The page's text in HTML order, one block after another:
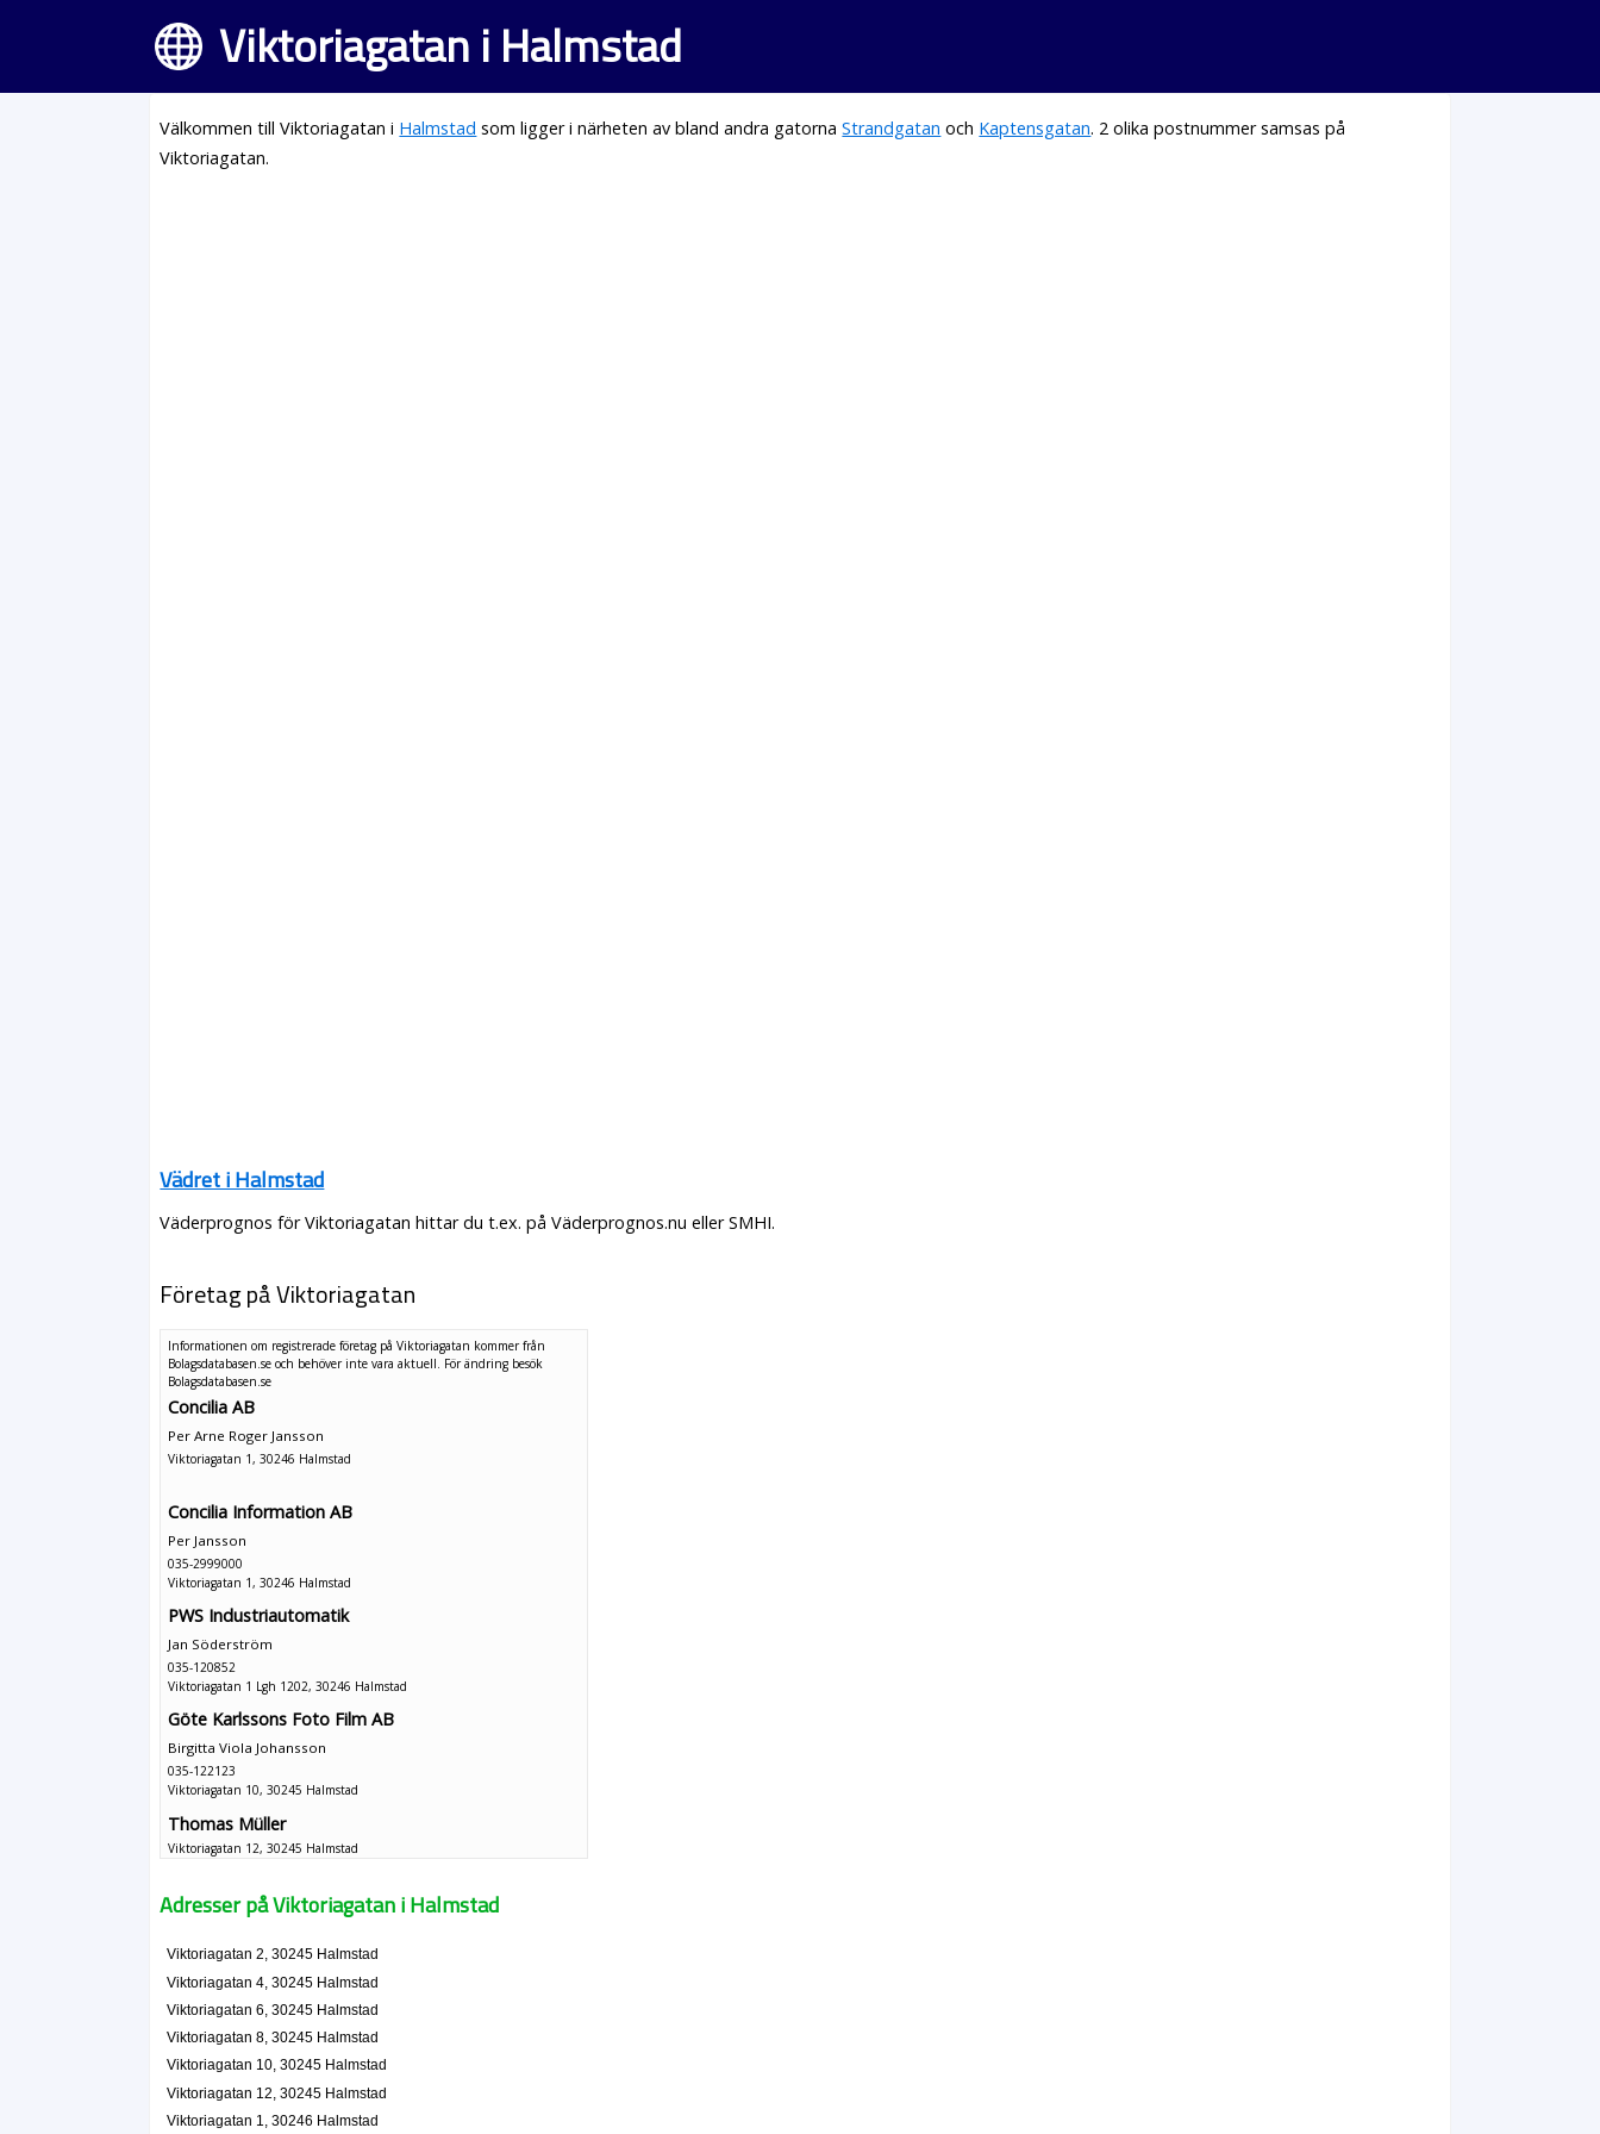
Viktoriagatan i Halmstad
Välkommen till Viktoriagatan i Halmstad som ligger i närheten av bland andra gatornaStrandgatan och Kaptensgatan. 2 olika postnummer samsas på
Viktoriagatan.
Vädret i Halmstad
Väderprognos för Viktoriagatan hittar du t.ex. på Väderprognos.nu eller SMHI.
Företag på Viktoriagatan
Informationen om registrerade företag på Viktoriagatan kommer från
Bolagsdatabasen.se och behöver inte vara aktuell. För ändring besök
Bolagsdatabasen.se
Concilia AB
Per Arne Roger Jansson
Viktoriagatan 1, 30246 Halmstad
Concilia Information AB
Per Jansson
035-2999000
Viktoriagatan 1, 30246 Halmstad
PWS Industriautomatik
Jan Söderström
035-120852
Viktoriagatan 1 Lgh 1202, 30246 Halmstad
Göte Karlssons Foto Film AB
Birgitta Viola Johansson
035-122123
Viktoriagatan 10, 30245 Halmstad
Thomas Müller
Viktoriagatan 12, 30245 Halmstad
Halmstads Zoologiska HB
Fastighets Aktiebolaget Vindbryggan i Halmstad
Gunvie Signe Birgitta Drakos Kanth
Viktoriagatan 12, 30245 Halmstad
Adresser på Viktoriagatan i Halmstad
Viktoriagatan 2, 30245 Halmstad
Viktoriagatan 4, 30245 Halmstad
Viktoriagatan 6, 30245 Halmstad
Viktoriagatan 8, 30245 Halmstad
Viktoriagatan 10, 30245 Halmstad
Viktoriagatan 12, 30245 Halmstad
Viktoriagatan 1, 30246 Halmstad